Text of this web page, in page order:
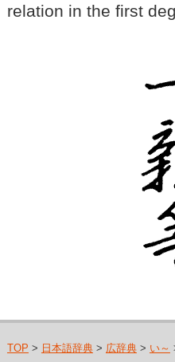
relation in the first
TOP > 日本語辞典> 広辞典> い～